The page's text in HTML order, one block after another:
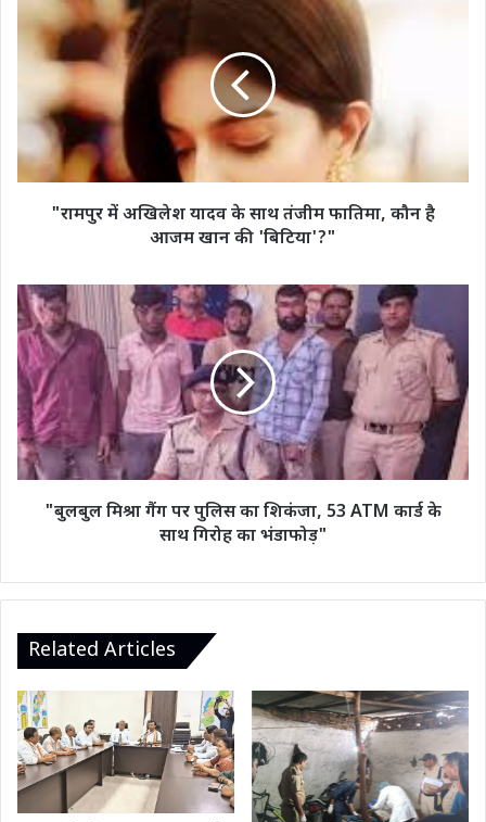
अखिलेश
यादव
तंजीम
फातिमा,
कौन
'बिटिया'?"
"रामपुर में अखिलेश यादव के साथ तंजीम फातिमा, कौन है
आजम खान की 'बिटिया'?"
"बुलबुल
मिश्रा
गैंग
पर
पुलिस
का
शिकंजा,
53
ATM
"बुलबुल मिश्रा गैंग पर पुलिस का शिकंजा, 53 ATM कार्ड के
साथ गिरोह का भंडाफोड़"
Related Articles